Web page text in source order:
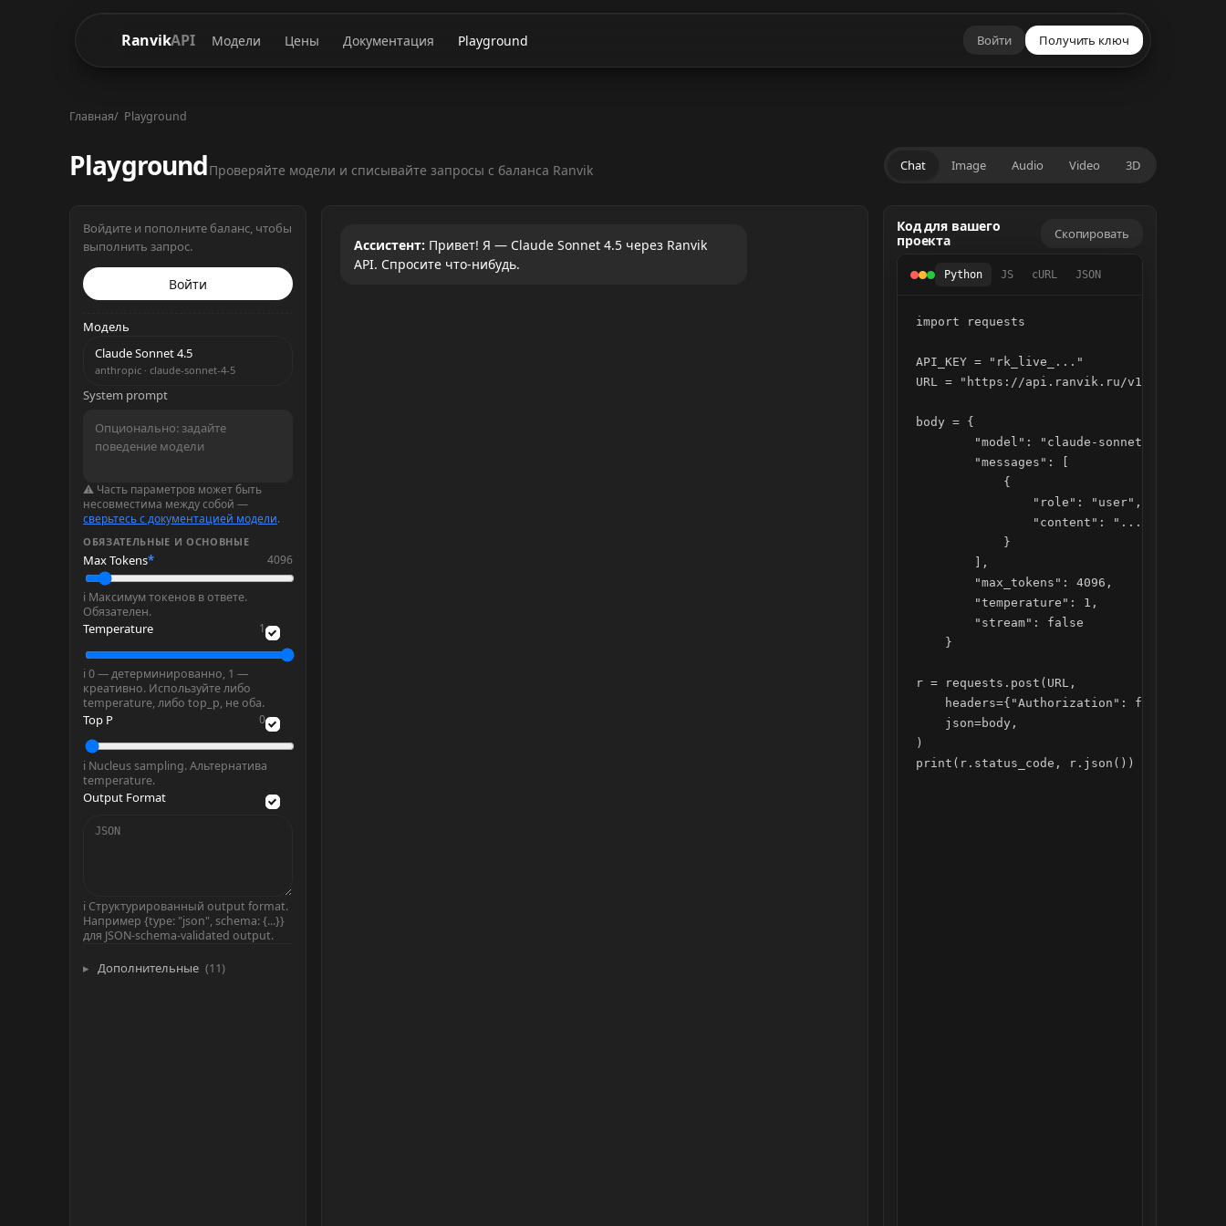
RanvikAPI Модели Цены Документация Playground Войти Получить ключ
Главная Playground
PlaygroundПроверяйте модели и списывайте запросы с баланса Ranvik Chat Image Audio Video 3D
Войдите и пополните баланс, чтобы
выполнить запрос.
Войти
Модель
Claude Sonnet 4.5
anthropic · claude-sonnet-4-5
System prompt
⚠ Часть параметров может быть
несовместима между собой —
сверьтесь с документацией модели.
ОБЯЗАТЕЛЬНЫЕ И ОСНОВНЫЕ
Max Tokens* 4096
ℹ Максимум токенов в ответе.
Обязателен.
Temperature 1
ℹ 0 — детерминированно, 1 —
креативно. Используйте либо
temperature, либо top_p, не оба.
Top P 0
ℹ Nucleus sampling. Альтернатива
temperature.
Output Format
ℹ Структурированный output format.
Например {type: "json", schema: {...}}
для JSON-schema-validated output.
Дополнительные (11)
Ассистент: Привет! Я — Claude Sonnet 4.5 через Ranvik
API. Спросите что-нибудь.
Код для вашего
проекта
Скопировать
Python JS cURL JSON
import requests
API_KEY = "rk_live_..."
URL = "https://api.ranvik.ru/v1/chat/
body = {
        "model": "claude-sonnet-4-5",
        "messages": [
            {
                "role": "user",
                "content": "..."
            }
        ],
        "max_tokens": 4096,
        "temperature": 1,
        "stream": false
    }
r = requests.post(URL,
headers={"Authorization": f"Bearer
    json=body,
)
print(r.status_code, r.json())